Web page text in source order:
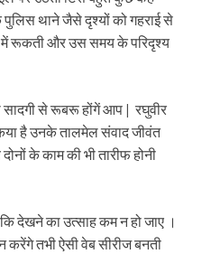
पुलिस थाने जैसे दृश्यों को गहराई से
में रूकती और उस समय के परिदृश्य
सादगी से रूबरू होंगें आप | रघुवीर
है उनके तालमेल संवाद जीवंत
के काम की भी तारीफ होनी
देखने का उत्साह कम न हो जाए ।
करेंगे तभी ऐसी वेब सीरीज बनती